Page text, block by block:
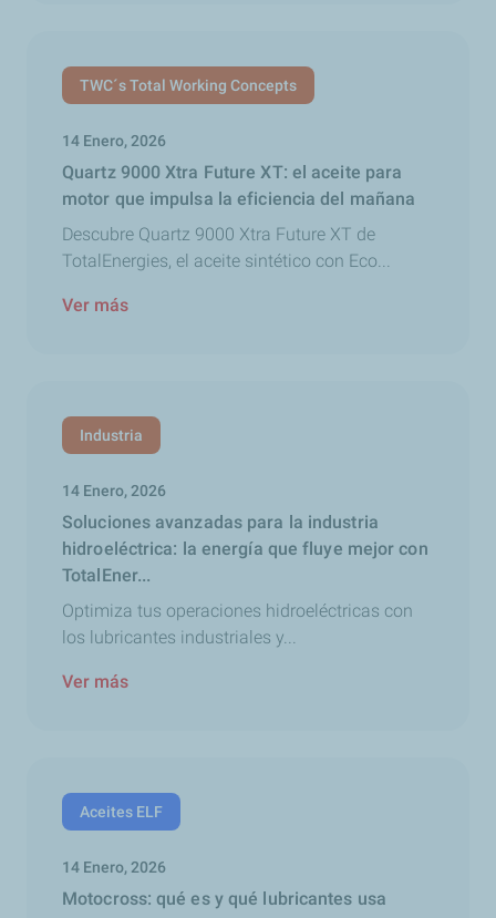
TWC´s Total Working Concepts
14 Enero, 2026
Quartz 9000 Xtra Future XT: el aceite para
motor que impulsa la eficiencia del mañana
Descubre Quartz 9000 Xtra Future XT de
TotalEnergies, el aceite sintético con Eco...
Ver más
Industria
14 Enero, 2026
Soluciones avanzadas para la industria
hidroeléctrica: la energía que fluye mejor con
TotalEner...
Optimiza tus operaciones hidroeléctricas con
los lubricantes industriales y...
Ver más
Aceites ELF
14 Enero, 2026
Motocross: qué es y qué lubricantes usa